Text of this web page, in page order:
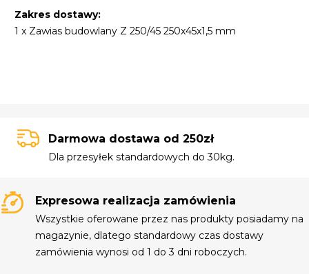
Zakres dostawy:
1 x Zawias budowlany Z 250/45 250x45x1,5 mm
Darmowa dostawa od 250zł
Dla przesyłek standardowych do 30kg.
Expresowa realizacja zamówienia
Wszystkie oferowane przez nas produkty posiadamy na
magazynie, dlatego standardowy czas dostawy
zamówienia wynosi od 1 do 3 dni roboczych.